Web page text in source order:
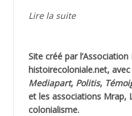
AHLOUCHE Mabrouk *
AIBLIED Ahmed
Lire la suite
Site créé par l’Association
histoirecoloniale.net, avec
Mediapart, Politis,
et les associations Mrap,
colonialisme.